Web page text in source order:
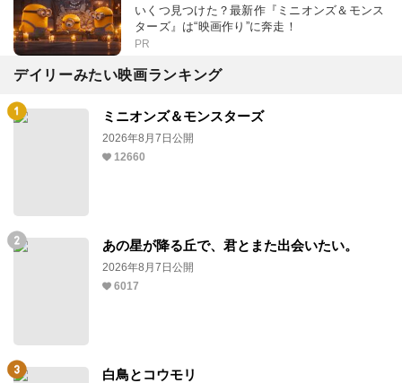
いくつ見つけた？最新作『ミニオンズ＆モンス
ターズ』は“映画作り”に奔走！
PR
デイリーみたい映画ランキング
ミニオンズ＆モンスターズ
2026年8月7日公開
12660
あの星が降る丘で、君とまた出会いたい。
2026年8月7日公開
6017
白鳥とコウモリ